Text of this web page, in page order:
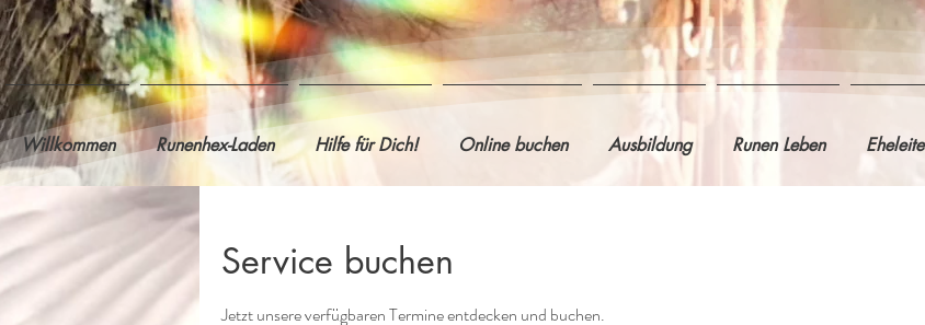
Willkommen Runenhex-Laden Hilfe für Dich! Online buchen Ausbildung Runen Leben Eheleite
Service buchen
Jetzt unsere verfügbaren Termine entdecken und buchen.